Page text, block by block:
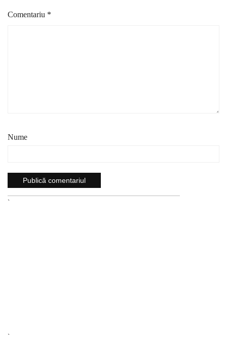
Comentariu *
Nume
`
`